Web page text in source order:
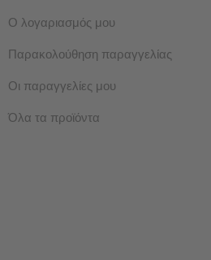
Ο λογαριασμός μου
Παρακολούθηση παραγγελίας
Οι παραγγελίες μου
Όλα τα προϊόντα